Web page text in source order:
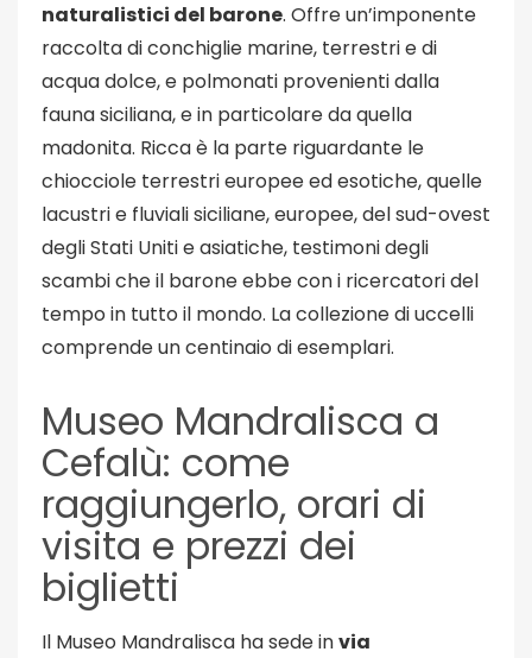
naturalistici del barone. Offre un’imponente
raccolta di conchiglie marine, terrestri e di
acqua dolce, e polmonati provenienti dalla
fauna siciliana, e in particolare da quella
madonita. Ricca è la parte riguardante le
chiocciole terrestri europee ed esotiche, quelle
lacustri e fluviali siciliane, europee, del sud-ovest
degli Stati Uniti e asiatiche, testimoni degli
scambi che il barone ebbe con i ricercatori del
tempo in tutto il mondo. La collezione di uccelli
comprende un centinaio di esemplari.
Museo Mandralisca a
Cefalù: come
raggiungerlo, orari di
visita e prezzi dei
biglietti
Il Museo Mandralisca ha sede invia